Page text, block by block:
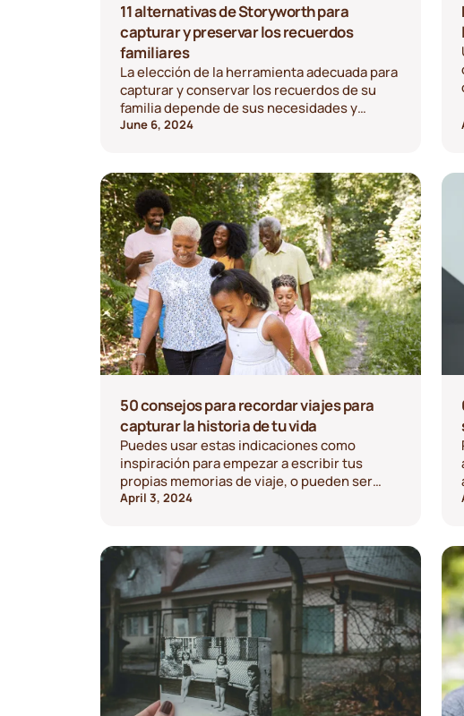
11 alternativas de Storyworth para
capturar y preservar los recuerdos
familiares
La elección de la herramienta adecuada para
capturar y conservar los recuerdos de su
familia depende de sus necesidades y
preferencias. Ya sea que prefiera un enfoque
alternativas excelentes que explorar.
June 6, 2024
50 consejos para recordar viajes para
capturar la historia de tu vida
Puedes usar estas indicaciones como
inspiración para empezar a escribir tus
propias memorias de viaje, o pueden ser
útiles si quieres registrar detalles
April 3, 2024